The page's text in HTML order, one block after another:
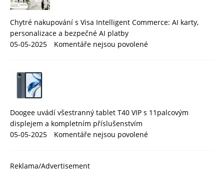
Chytré nakupování s Visa Intelligent Commerce: AI karty,
personalizace a bezpečné AI platby
05-05-2025
Komentáře nejsou povolené
Doogee uvádí všestranný tablet T40 VIP s 11palcovým
displejem a kompletním příslušenstvím
05-05-2025
Komentáře nejsou povolené
Reklama/Advertisement